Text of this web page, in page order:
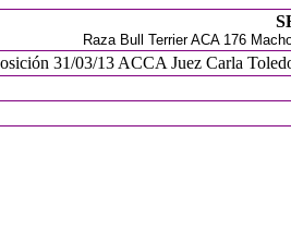
Raza Bull Terrier ACA 176
31/03/13 ACCA Juez Carla